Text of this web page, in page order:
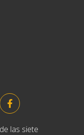
las siete